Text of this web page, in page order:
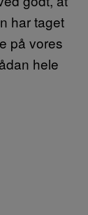
har taget
på vores
hele